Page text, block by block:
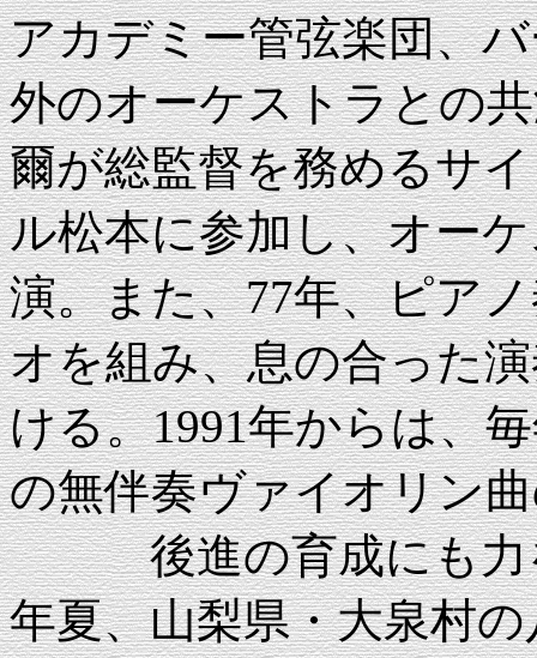
アカデミー管弦楽団、
外のオーケストラとの
爾が総監督を務めるサ
ル松本に参加し、オー
演。また、77年、ピア
オを組み、息の合った
ける。1991年からは、
の無伴奏ヴァイオリン
後進の育成にも力を
年夏、山梨県・大泉村